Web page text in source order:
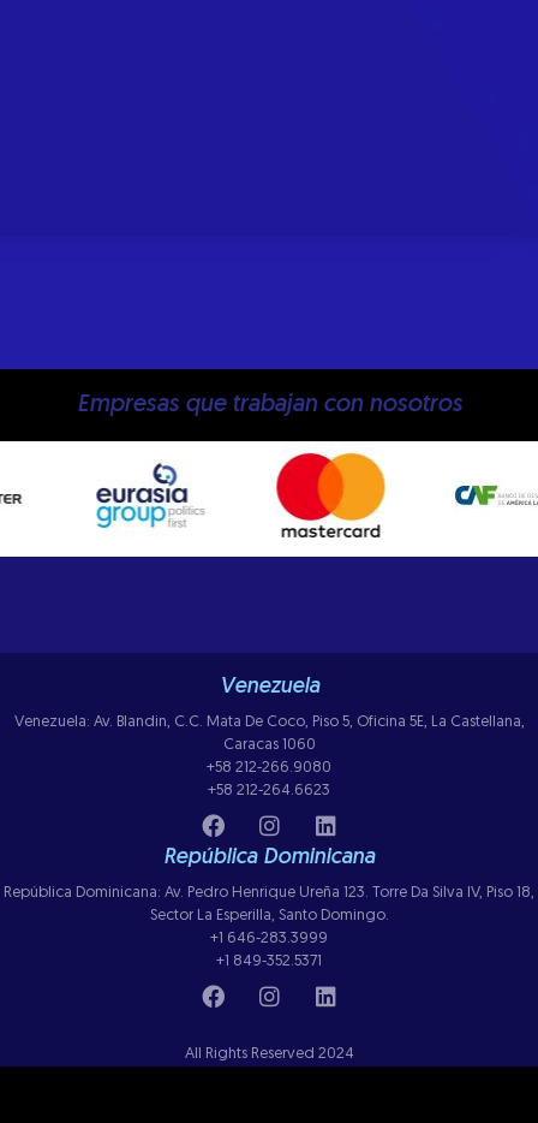
Empresas que trabajan con nosotros
Venezuela
Venezuela: Av. Blandin, C.C. Mata De Coco, Piso 5, Oficina 5E, La Castellana,
Caracas 1060
+58 212-266.9080
+58 212-264.6623
República Dominicana
República Dominicana: Av. Pedro Henrique Ureña 123. Torre Da Silva IV, Piso 18,
Sector La Esperilla, Santo Domingo.
+1 646-283.3999
+1 849-352.5371
All Rights Reserved 2024